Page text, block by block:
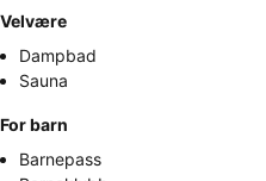
Velvære
Dampbad
Sauna
For barn
Barnepass